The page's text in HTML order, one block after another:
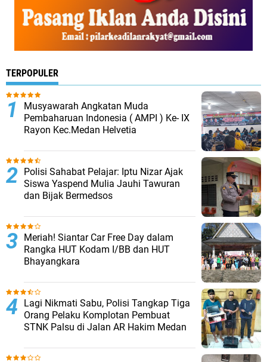
TERPOPULER
Musyawarah Angkatan Muda
Pembaharuan Indonesia ( AMPI ) Ke- IX
Rayon Kec.Medan Helvetia
Polisi Sahabat Pelajar: Iptu Nizar Ajak
Siswa Yaspend Mulia Jauhi Tawuran
dan Bijak Bermedsos
Meriah! Siantar Car Free Day dalam
Rangka HUT Kodam I/BB dan HUT
Bhayangkara
Lagi Nikmati Sabu, Polisi Tangkap Tiga
Orang Pelaku Komplotan Pembuat
STNK Palsu di Jalan AR Hakim Medan